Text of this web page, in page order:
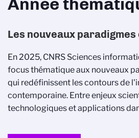
Les nouveaux paradigmes
En 2025, CNRS Sciences
focus thématique aux nouveaux
qui redéfinissent les contours de
contemporaine. Entre enjeux
technologiques et applications